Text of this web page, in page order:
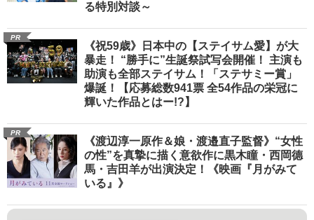
る特別対談～
PR
《祝59歳》日本中の【ステイサム愛】が大
暴走！ “勝手に”生誕祭試写会開催！ 主演も
助演も全部ステイサム！「ステサミー賞」
爆誕！【応募総数941票 全54作品の栄冠に
輝いた作品とはー!?】
PR
《渡辺淳一原作＆娘・渡邉直子監督》“女性
の性”を真摯に描く意欲作に黒木瞳・西岡德
馬・吉田羊が出演決定！《映画『月がみて
いる』》